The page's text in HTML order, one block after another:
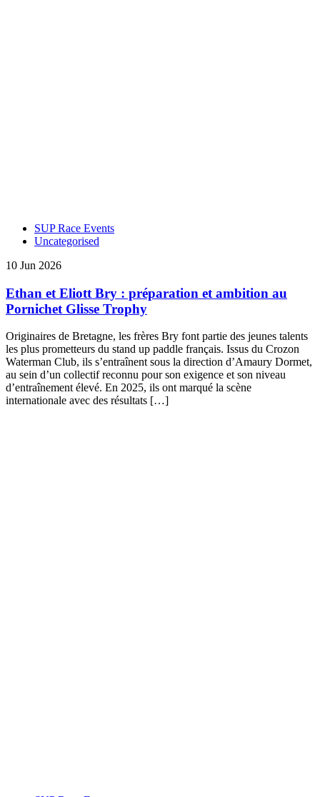
SUP Race Events
Uncategorised
10 Jun 2026
Ethan et Eliott Bry : préparation et ambition au
Pornichet Glisse Trophy
Originaires de Bretagne, les frères Bry font partie des jeunes talents
les plus prometteurs du stand up paddle français. Issus du Crozon
Waterman Club, ils s’entraînent sous la direction d’Amaury Dormet,
au sein d’un collectif reconnu pour son exigence et son niveau
d’entraînement élevé. En 2025, ils ont marqué la scène
internationale avec des résultats […]